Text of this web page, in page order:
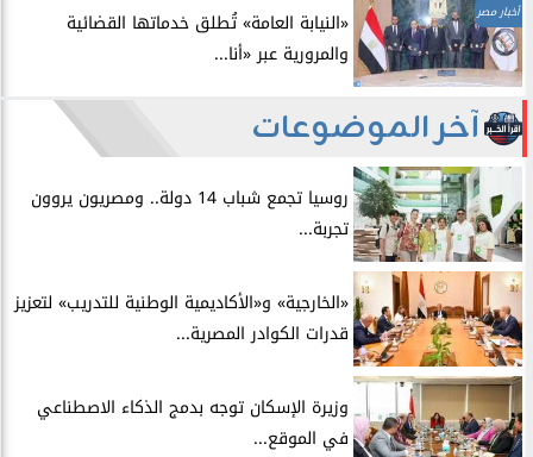
أخبار مصر
​«النيابة العامة» تُطلق خدماتها القضائية
والمرورية عبر «أنا...
آخر الموضوعات
روسيا تجمع شباب 14 دولة.. ومصريون يروون
تجربة...
​«الخارجية» و«الأكاديمية الوطنية للتدريب» لتعزيز
قدرات الكوادر المصرية...
​وزيرة الإسكان توجه بدمج الذكاء الاصطناعي
في الموقع...